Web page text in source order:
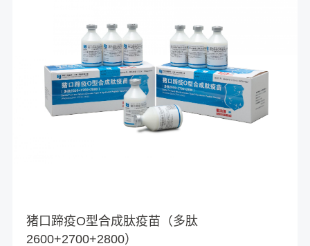
猪口蹄疫O型合成肽疫苗（多肽
2600+2700+2800）